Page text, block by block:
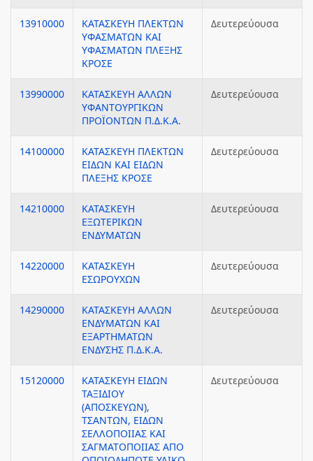
13910000
ΚΑΤΑΣΚΕΥΗ ΠΛΕΚΤΩΝ
ΥΦΑΣΜΑΤΩΝ ΚΑΙ
ΥΦΑΣΜΑΤΩΝ ΠΛΕΞΗΣ
ΚΡΟΣΕ
Δευτερεύουσα
13990000
ΚΑΤΑΣΚΕΥΗ ΑΛΛΩΝ
ΥΦΑΝΤΟΥΡΓΙΚΩΝ
ΠΡΟΪΟΝΤΩΝ Π.Δ.Κ.Α.
Δευτερεύουσα
14100000
ΚΑΤΑΣΚΕΥΗ ΠΛΕΚΤΩΝ
ΕΙΔΩΝ ΚΑΙ ΕΙΔΩΝ
ΠΛΕΞΗΣ ΚΡΟΣΕ
Δευτερεύουσα
14210000
ΚΑΤΑΣΚΕΥΗ
ΕΞΩΤΕΡΙΚΩΝ
ΕΝΔΥΜΑΤΩΝ
Δευτερεύουσα
14220000
ΚΑΤΑΣΚΕΥΗ
ΕΣΩΡΟΥΧΩΝ
Δευτερεύουσα
14290000
ΚΑΤΑΣΚΕΥΗ ΑΛΛΩΝ
ΕΝΔΥΜΑΤΩΝ ΚΑΙ
ΕΞΑΡΤΗΜΑΤΩΝ
ΕΝΔΥΣΗΣ Π.Δ.Κ.Α.
Δευτερεύουσα
15120000
ΚΑΤΑΣΚΕΥΗ ΕΙΔΩΝ
ΤΑΞΙΔΙΟΥ
(ΑΠΟΣΚΕΥΩΝ),
ΤΣΑΝΤΩΝ, ΕΙΔΩΝ
ΣΕΛΛΟΠΟΙΙΑΣ ΚΑΙ
ΣΑΓΜΑΤΟΠΟΙΙΑΣ ΑΠΟ
Δευτερεύουσα